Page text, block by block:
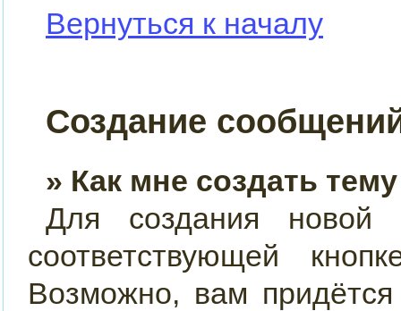
Вернуться к началу
Создание
» Как мне создать
Для создания
соответствующей
Возможно, вам придётся